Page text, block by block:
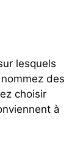
lesquels
des
choisir
à